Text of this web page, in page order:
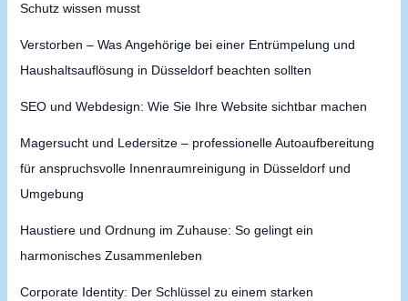
Schutz wissen musst
Verstorben – Was Angehörige bei einer Entrümpelung und
Haushaltsauflösung in Düsseldorf beachten sollten
SEO und Webdesign: Wie Sie Ihre Website sichtbar machen
Magersucht und Ledersitze – professionelle Autoaufbereitung
für anspruchsvolle Innenraumreinigung in Düsseldorf und
Umgebung
Haustiere und Ordnung im Zuhause: So gelingt ein
harmonisches Zusammenleben
Corporate Identity: Der Schlüssel zu einem starken